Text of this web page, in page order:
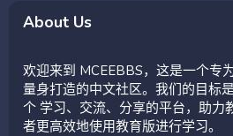
About Us
欢迎来到 MCEEBBS，这是一个专
量身打造的中文社区。我们的目标
个 学习、交流、分享的平台，助力
者更高效地使用教育版进行学习。